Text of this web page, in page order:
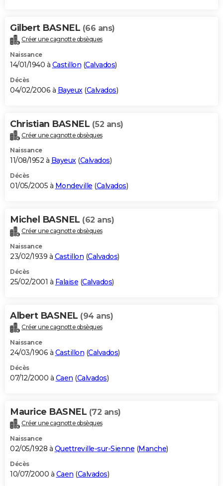
Gilbert BASNEL (66 ans)
Créer une cagnotte obsèques
Naissance
14/01/1940 à Castillon (Calvados)
Décès
04/02/2006 à Bayeux (Calvados)
Christian BASNEL (52 ans)
Créer une cagnotte obsèques
Naissance
11/08/1952 à Bayeux(Calvados)
Décès
01/05/2005 à Mondeville (Calvados)
Michel BASNEL (62 ans)
Créer une cagnotte obsèques
Naissance
23/02/1939 à Castillon (Calvados)
Décès
25/02/2001 à Falaise (Calvados)
Albert BASNEL (94 ans)
Créer une cagnotte obsèques
Naissance
24/03/1906 à Castillon (Calvados)
Décès
07/12/2000 à Caen (Calvados)
Maurice BASNEL (72 ans)
Créer une cagnotte obsèques
Naissance
02/05/1928 à Quettreville-sur-Sienne (Manche)
Décès
10/07/2000 à Caen (Calvados)